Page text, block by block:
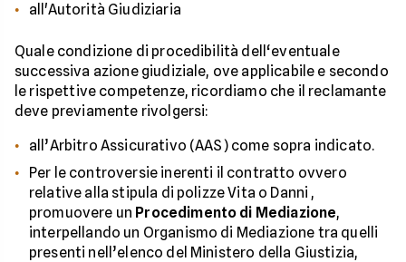
all'Autorità Giudiziaria
Quale condizione di procedibilità dell‘eventuale
successiva azione giudiziale, ove applicabile e secondo
le rispettive competenze, ricordiamo che il reclamante
deve previamente rivolgersi:
all’Arbitro Assicurativo (AAS) come sopra indicato.
Per le controversie inerenti il contratto ovvero
relative alla stipula di polizze Vita o Danni ,
promuovere un Procedimento di Mediazione,
interpellando un Organismo di Mediazione tra quelli
presenti nell’elenco del Ministero della Giustizia,